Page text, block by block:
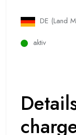
DE (Land
aktiv